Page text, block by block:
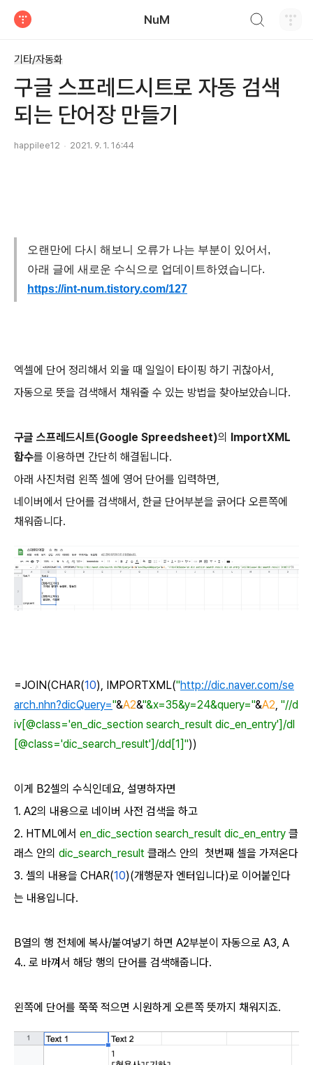
NuM
기타/자동화
구글 스프레드시트로 자동 검색
되는 단어장 만들기
happilee12 2021. 9. 1. 16:44
오랜만에 다시 해보니 오류가 나는 부분이 있어서,
아래 글에 새로운 수식으로 업데이트하였습니다.
https://int-num.tistory.com/127
엑셀에 단어 정리해서 외울 때 일일이 타이핑 하기 귀찮아서,
자동으로 뜻을 검색해서 채워줄 수 있는 방법을 찾아보았습니다.
구글 스프레드시트(Google Spreedsheet)의 ImportXML
함수를 이용하면 간단히 해결됩니다.
아래 사진처럼 왼쪽 셀에 영어 단어를 입력하면,
네이버에서 단어를 검색해서, 한글 단어부분을 긁어다 오른쪽에
채워줍니다.
=JOIN(CHAR(10), IMPORTXML("http://dic.naver.com/se
arch.nhn?dicQuery="&A2&"&x=35&y=24&query="&A2, "//d
iv[@class='en_dic_section search_result dic_en_entry']/dl
[@class='dic_search_result']/dd[1]"))
이게 B2셀의 수식인데요, 설명하자면
1. A2의 내용으로 네이버 사전 검색을 하고
2. HTML에서 en_dic_section search_result dic_en_entry 클
래스 안의 dic_search_result 클래스 안의
첫번째 셀을 가져온다
3. 셀의 내용을 CHAR(10)(개행문자 엔터입니다)로 이어붙인다
는 내용입니다.
B열의 행 전체에 복사/붙여넣기 하면 A2부분이 자동으로 A3, A
4.. 로 바껴서 해당 행의 단어를 검색해줍니다.
왼쪽에 단어를 쭉쭉 적으면 시원하게 오른쪽 뜻까지 채워지죠.